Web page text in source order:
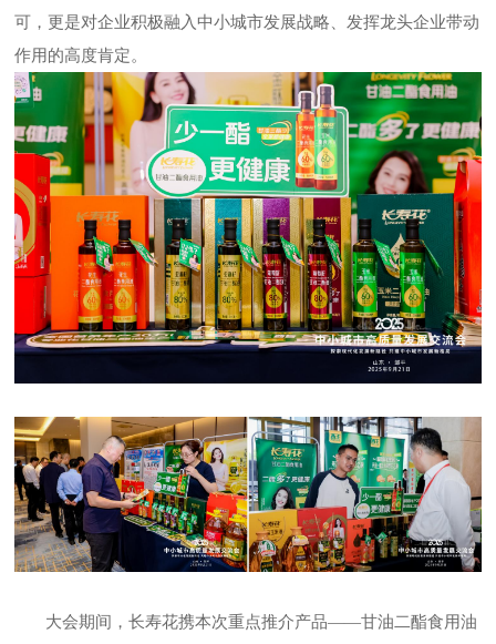
可，更是对企业积极融入中小城市发展战略、发挥龙头企业带动
作用的高度肯定。
大会期间，长寿花携本次重点推介产品——甘油二酯食用油